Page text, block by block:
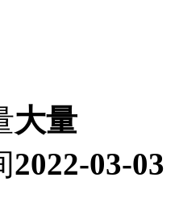
大量
2022-03-03